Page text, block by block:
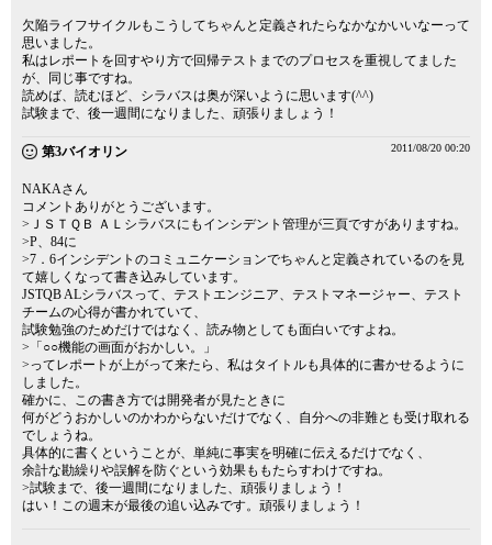
欠陥ライフサイクルもこうしてちゃんと定義されたらなかなかいいなーって
思いました。
私はレポートを回すやり方で回帰テストまでのプロセスを重視してました
が、同じ事ですね。
読めば、読むほど、シラバスは奥が深いように思います(^^)
試験まで、後一週間になりました、頑張りましょう！
第3バイオリン 2011/08/20 00:20
NAKAさん
コメントありがとうございます。
>ＪＳＴＱＢ ＡＬシラバスにもインシデント管理が三頁ですがありますね。
>P、84に
>7．6インシデントのコミュニケーションでちゃんと定義されているのを見
て嬉しくなって書き込みしています。
JSTQB ALシラバスって、テストエンジニア、テストマネージャー、テスト
チームの心得が書かれていて、
試験勉強のためだけではなく、読み物としても面白いですよね。
>「○○機能の画面がおかしい。」
>ってレポートが上がって来たら、私はタイトルも具体的に書かせるように
しました。
確かに、この書き方では開発者が見たときに
何がどうおかしいのかわからないだけでなく、自分への非難とも受け取れる
でしょうね。
具体的に書くということが、単純に事実を明確に伝えるだけでなく、
余計な勘繰りや誤解を防ぐという効果ももたらすわけですね。
>試験まで、後一週間になりました、頑張りましょう！
はい！この週末が最後の追い込みです。頑張りましょう！